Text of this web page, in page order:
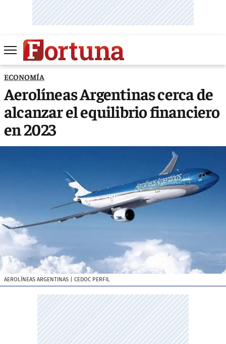
ECONOMÍA
Aerolíneas Argentinas cerca de
alcanzar el equilibrio financiero
en 2023
AEROLÍNEAS ARGENTINAS | CEDOC PERFIL